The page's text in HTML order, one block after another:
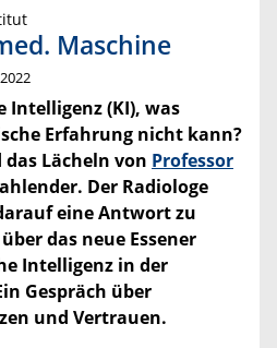
Maschine
Intelligenz (KI), was
Erfahrung nicht kann?
das Lächeln von Professor
Der Radiologe
eine Antwort zu
das neue Essener
Intelligenz in der
Gespräch über
und Vertrauen.